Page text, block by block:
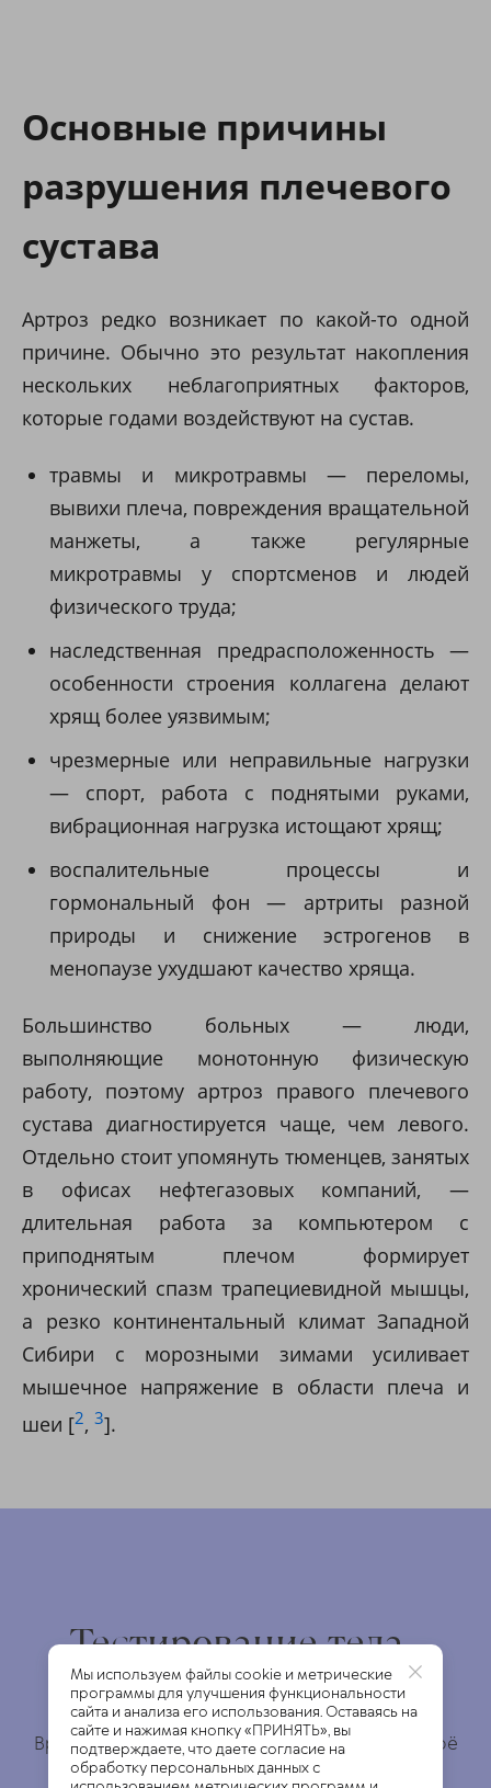
Основные причины
разрушения плечевого
сустава
Артроз редко возникает по какой-то одной
причине. Обычно это результат накопления
нескольких неблагоприятных факторов,
которые годами воздействуют на сустав.
травмы и микротравмы — переломы,
вывихи плеча, повреждения вращательной
манжеты, а также регулярные
микротравмы у спортсменов и людей
физического труда;
наследственная предрасположенность —
особенности строения коллагена делают
хрящ более уязвимым;
чрезмерные или неправильные нагрузки
— спорт, работа с поднятыми руками,
вибрационная нагрузка истощают хрящ;
воспалительные процессы и
гормональный фон — артриты разной
природы и снижение эстрогенов в
менопаузе ухудшают качество хряща.
Большинство больных — люди,
выполняющие монотонную физическую
работу, поэтому артроз правого плечевого
сустава диагностируется чаще, чем левого.
Отдельно стоит упомянуть тюменцев, занятых
в офисах нефтегазовых компаний, —
длительная работа за компьютером с
приподнятым плечом формирует
хронический спазм трапециевидной мышцы,
а резко континентальный климат Западной
Сибири с морозными зимами усиливает
мышечное напряжение в области плеча и
шеи [2, 3].
Тестирование тела.
Это бесплатно.
Врач подробно изучит Ваши ответы и даст своё
заключение
Мы используем файлы cookie и метрические
программы для улучшения функциональности
сайта и анализа его использования. Оставаясь на
сайте и нажимая кнопку «ПРИНЯТЬ», вы
подтверждаете, что даете согласие на
обработку персональных данных с